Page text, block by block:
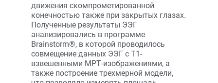
движения скомпрометированной
конечностью также при закрытых глазах.
Полученные результаты ЭЭГ
анализировались в программе
Brainstorm®, в которой проводилось
совмещение данных ЭЭГ с Т1-
взвешенными МРТ-изображениями, а
также построение трехмерной модели,